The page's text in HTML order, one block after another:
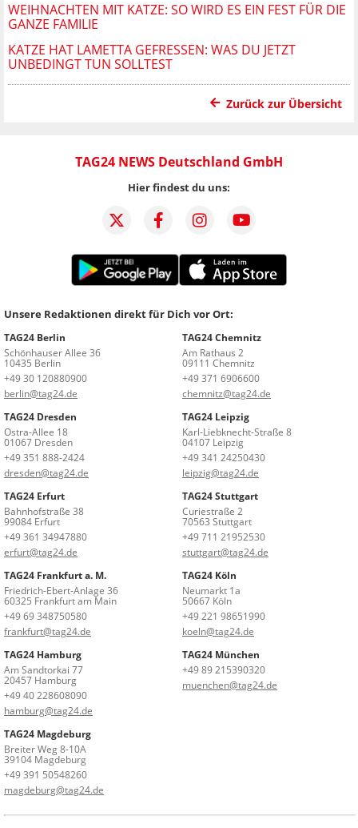
WEIHNACHTEN MIT KATZE: SO WIRD ES EIN FEST FÜR DIE
GANZE FAMILIE
KATZE HAT LAMETTA GEFRESSEN: WAS DU JETZT
UNBEDINGT TUN SOLLTEST
Zurück zur Übersicht
TAG24 NEWS Deutschland GmbH
Hier findest du uns:
Unsere Redaktionen direkt für Dich vor Ort:
TAG24 Berlin
Schönhauser Allee 36
10435 Berlin
+49 30 120880900
berlin@tag24.de
TAG24 Chemnitz
Am Rathaus 2
09111 Chemnitz
+49 371 6906600
chemnitz@tag24.de
TAG24 Dresden
Ostra-Allee 18
01067 Dresden
+49 351 888-2424
dresden@tag24.de
TAG24 Leipzig
Karl-Liebknecht-Straße 8
04107 Leipzig
+49 341 24250430
leipzig@tag24.de
TAG24 Erfurt
Bahnhofstraße 38
99084 Erfurt
+49 361 34947880
erfurt@tag24.de
TAG24 Stuttgart
Curiestraße 2
70563 Stuttgart
+49 711 21952530
stuttgart@tag24.de
TAG24 Frankfurt a. M.
Friedrich-Ebert-Anlage 36
60325 Frankfurt am Main
+49 69 348750580
frankfurt@tag24.de
TAG24 Köln
Neumarkt 1a
50667 Köln
+49 221 98651990
koeln@tag24.de
TAG24 Hamburg
Am Sandtorkai 77
20457 Hamburg
+49 40 228608090
hamburg@tag24.de
TAG24 München
+49 89 215390320
muenchen@tag24.de
TAG24 Magdeburg
Breiter Weg 8-10A
39104 Magdeburg
+49 391 50548260
magdeburg@tag24.de